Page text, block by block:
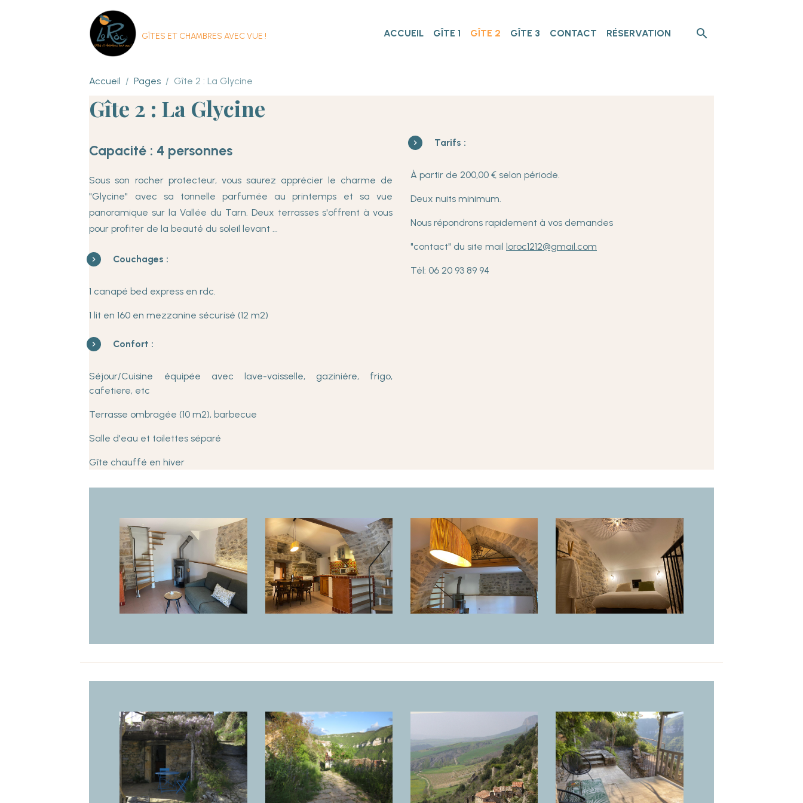
GÎTES ET CHAMBRES AVEC VUE ! ACCUEIL GÎTE 1 GÎTE 2 GÎTE 3 CONTACT RÉSERVATION
Accueil Pages Gîte 2 : La Glycine
Gîte 2 : La Glycine
Capacité : 4 personnes
Sous son rocher protecteur, vous saurez apprécier le charme de
"Glycine" avec sa tonnelle parfumée au printemps et sa vue
panoramique sur la Vallée du Tarn. Deux terrasses s'offrent à vous
pour profiter de la beauté du soleil levant ...
Couchages :
1 canapé bed express en rdc.
1 lit en 160 en mezzanine sécurisé (12 m2)
Confort :
Séjour/Cuisine équipée avec lave-vaisselle, gaziniére, frigo,
cafetiere, etc
Terrasse ombragée (10 m2), barbecue
Salle d'eau et toilettes séparé
Gîte chauffé en hiver
Tarifs :
À partir de 200,00 € selon période.
Deux nuits minimum.
Nous répondrons rapidement à vos demandes
"contact" du site mail loroc1212@gmail.com
Tél: 06 20 93 89 94